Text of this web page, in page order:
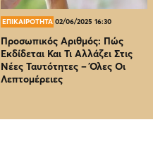
ΕΠΙΚΑΙΡΟΤΗΤΑ 02/06/2025 16:30
Προσωπικός Αριθμός: Πώς
Εκδίδεται Και Τι Αλλάζει Στις
Νέες Ταυτότητες – Όλες Οι
Λεπτομέρειες